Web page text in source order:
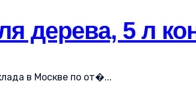
дерева, 5 л
в Москве по от�...